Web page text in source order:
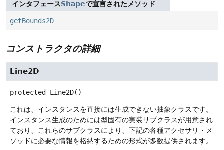
インタフェースShapeで宣言されたメソッド
getBounds2D
コンストラクタの詳細
Line2D
protected Line2D()
これは、インスタンスを直接には生成できない抽象クラスです。
インスタンス生成のためには型固有の実装サブクラスが用意され
ており、これらのサブクラスにより、下記の各種アクセサリ・メ
ソッドに必要な情報を格納するための形式が多数提供されます。